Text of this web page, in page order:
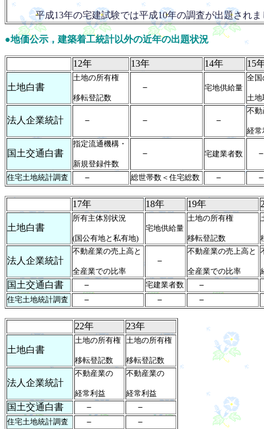
平成13年の宅建試験では平成10年の調査が出題されま
●地価公示，建築着工統計以外の近年の出題状況
12年 13年 14年 15
土地白書
土地の所有権
移転登記数
－ 宅地供給量
全国
土地
法人企業統計 － － －
不動
経常
国土交通白書
指定流通機構・
新規登録件数
－ 宅建業者数
住宅土地統計調査 － 総世帯数＜住宅総数 －
17年 18年 19年
土地白書
所有主体別状況
(国公有地と私有地)
宅地供給量
土地の所有権
移転登記数
法人企業統計
不動産業の売上高と
全産業での比率
－
不動産業の売上高と
全産業での比率
国土交通白書 － 宅建業者数 －
住宅土地統計調査 － － －
22年 23年
土地白書
土地の所有権
移転登記数
土地の所有権
移転登記数
法人企業統計
不動産業の
経常利益
不動産業の
経常利益
国土交通白書 － －
住宅土地統計調査 － －